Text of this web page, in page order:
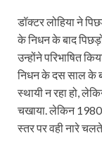
डॉक्टर लोहिया ने
के निधन के बाद
उन्होंने परिभाषित
निधन के दस साल के
स्थायी न रहा हो,
चखाया. लेकिन 1980
स्तर पर वही नारे